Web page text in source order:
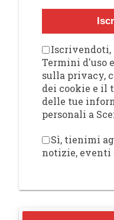
Termini d'uso
sulla privacy,
dei cookie e il
delle tue
personali a
Sì, tienimi
notizie, eventi